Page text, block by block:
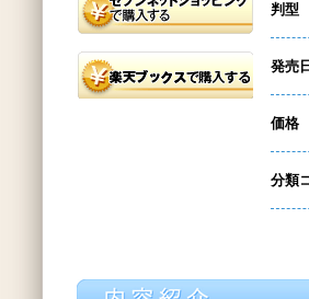
判型
発売日
価格
分類